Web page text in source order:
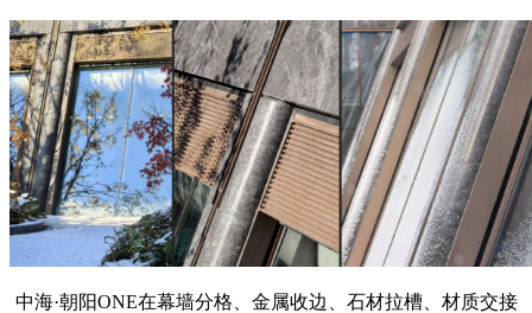
中海·朝阳ONE在幕墙分格、金属收边、石材拉槽、材质交接